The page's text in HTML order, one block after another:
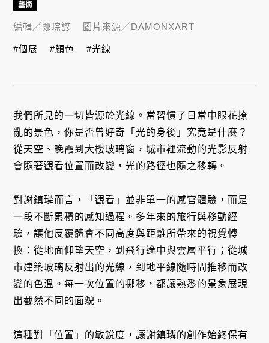
我們所見的一切皆源於光線。當習慣了日常中眼花撩
亂的景色，你是否曾好奇「光的身後」究竟是什麼？
從天空、晚霞到大樓玻璃窗，城市裡流動的光影反射
會隨著觀看位置而改變，光的路徑也隨之移轉。
對謝鎮璘而言，「觀看」並非單一的感官體驗，而是
一段不斷累積的感知過程。多年來的旅行與移動經
驗，讓他反覆體會不同高度與距離所帶來的視覺轉
換：從地面仰望天空，到飛行途中與雲層平行；從城
市建築玻璃反射出的光線，到地平線隨時間推移而改
變的色溫。每一次位置的挪移，都讓熟悉的景象展現
出截然不同的面貌。
這種對「位置」的敏銳度，讓謝鎮璘的創作始終保有
藝術
編輯／鄭琮諺 圖片來源／DAMONXART
#個展 #顏色 #光線